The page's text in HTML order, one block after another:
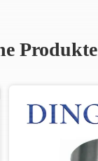
Produkte